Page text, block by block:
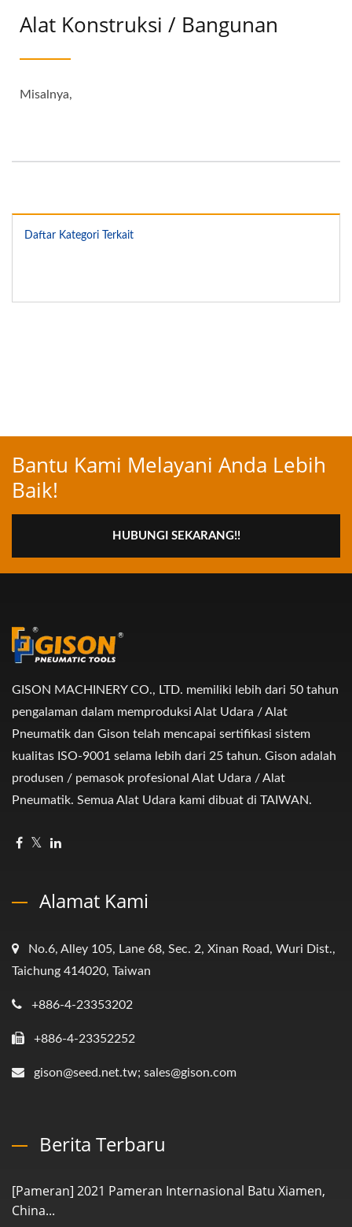
Alat Konstruksi / Bangunan
Misalnya,
Daftar Kategori Terkait
Bantu Kami Melayani Anda Lebih
Baik!
HUBUNGI SEKARANG!!
GISON MACHINERY CO., LTD. memiliki lebih dari 50 tahun
pengalaman dalam memproduksi Alat Udara / Alat
Pneumatik dan Gison telah mencapai sertifikasi sistem
kualitas ISO-9001 selama lebih dari 25 tahun. Gison adalah
produsen / pemasok profesional Alat Udara / Alat
Pneumatik. Semua Alat Udara kami dibuat di TAIWAN.
Alamat Kami
No.6, Alley 105, Lane 68, Sec. 2, Xinan Road, Wuri Dist.,
Taichung 414020, Taiwan
+886-4-23353202
+886-4-23352252
gison@seed.net.tw; sales@gison.com
Berita Terbaru
[Pameran] 2021 Pameran Internasional Batu Xiamen,
China...